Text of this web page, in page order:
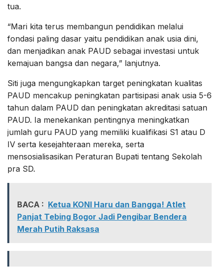
tua.
“Mari kita terus membangun pendidikan melalui
fondasi paling dasar yaitu pendidikan anak usia dini,
dan menjadikan anak PAUD sebagai investasi untuk
kemajuan bangsa dan negara,” lanjutnya.
Siti juga mengungkapkan target peningkatan kualitas
PAUD mencakup peningkatan partisipasi anak usia 5-6
tahun dalam PAUD dan peningkatan akreditasi satuan
PAUD. Ia menekankan pentingnya meningkatkan
jumlah guru PAUD yang memiliki kualifikasi S1 atau D
IV serta kesejahteraan mereka, serta
mensosialisasikan Peraturan Bupati tentang Sekolah
pra SD.
BACA : Ketua KONI Haru dan Bangga! Atlet
Panjat Tebing Bogor Jadi Pengibar Bendera
Merah Putih Raksasa